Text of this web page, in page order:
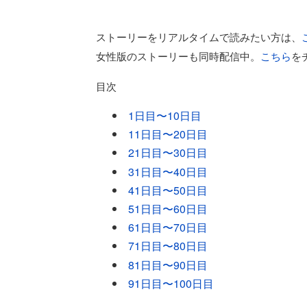
ストーリーをリアルタイムで読みたい方は、
女性版のストーリーも同時配信中。 こちらを
目次
1日目〜10日目
11日目〜20日目
21日目〜30日目
31日目〜40日目
41日目〜50日目
51日目〜60日目
61日目〜70日目
71日目〜80日目
81日目〜90日目
91日目〜100日目